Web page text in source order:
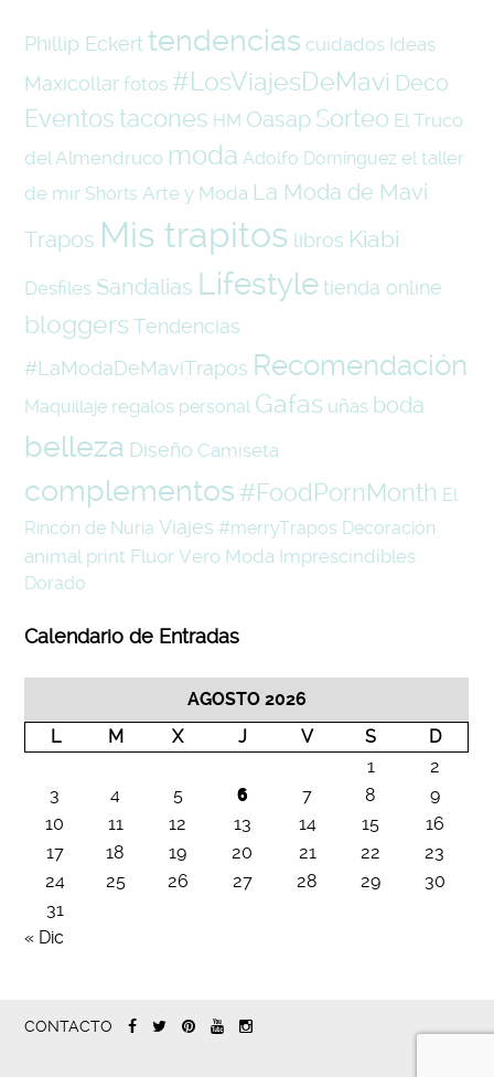
Phillip Eckert tendencias cuidados Ideas
Maxicollar fotos #LosViajesDeMavi Deco
Eventos tacones HM Oasap Sorteo El Truco
del Almendruco moda Adolfo Domínguez el taller
de mir Shorts Arte y Moda La Moda de Mavi
Trapos Mis trapitos libros Kiabi
Desfiles Sandalias Lifestyle tienda online
bloggers Tendencias
#LaModaDeMaviTrapos Recomendación
Maquillaje regalos personal Gafas uñas boda
belleza Diseño Camiseta
complementos #FoodPornMonth El
Rincón de Nuria Viajes #merryTrapos Decoración
animal print Fluor Vero Moda Imprescindibles
Dorado
Calendario de Entradas
AGOSTO 2026
L
M X J V S
D
1
2
3
4 5 6 7 8
9
10
11 12 13 14 15
16
17
18 19 20 21 22
23
24
25 26 27 28 29
30
31
« Dic
CONTACTO